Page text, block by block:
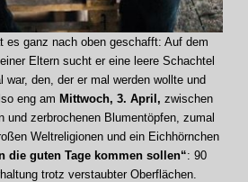
es ganz nach oben geschafft: Auf dem
Eltern sucht er eine leere Schachtel
war, den, der er mal werden wollte und
eng am Mittwoch, 3. April, zwischen
und zerbrochenen Blumentöpfen, zumal
Weltreligionen und ein Eichhörnchen
die guten Tage kommen sollen“: 90
trotz verstaubter Oberflächen.